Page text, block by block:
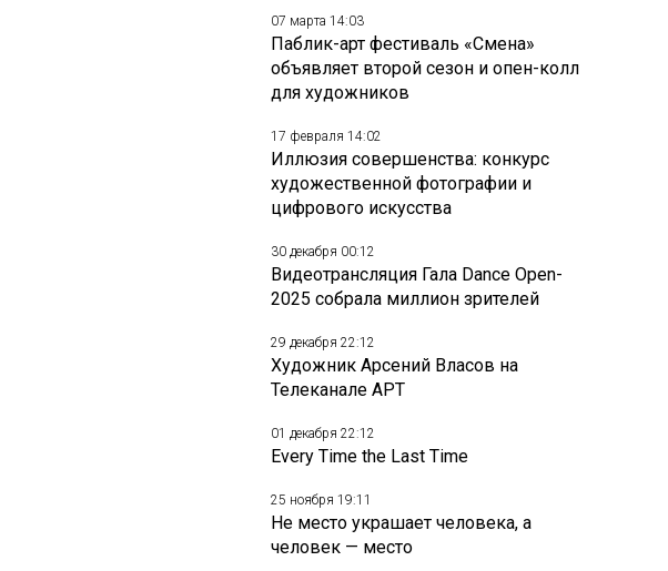
07 марта 14:03
Паблик-арт фестиваль «Смена»
объявляет второй сезон и опен-колл
для художников
17 февраля 14:02
Иллюзия совершенства: конкурс
художественной фотографии и
цифрового искусства
30 декабря 00:12
Видеотрансляция Гала Dance Open-
2025 собрала миллион зрителей
29 декабря 22:12
Художник Арсений Власов на
Телеканале АРТ
01 декабря 22:12
Every Time the Last Time
25 ноября 19:11
Не место украшает человека, а
человек — место